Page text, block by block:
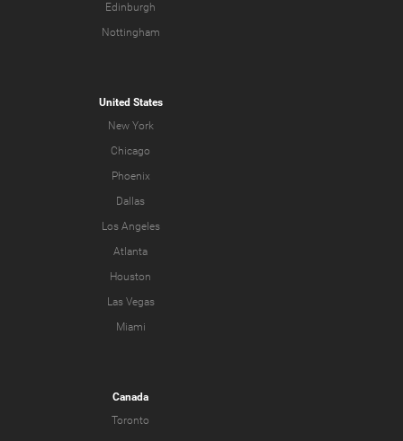
Edinburgh
Nottingham
United States
New York
Chicago
Phoenix
Dallas
Los Angeles
Atlanta
Houston
Las Vegas
Miami
Canada
Toronto